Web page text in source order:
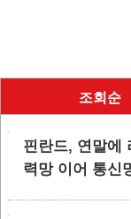
조회순
핀란드, 연말에
력망 이어 통신